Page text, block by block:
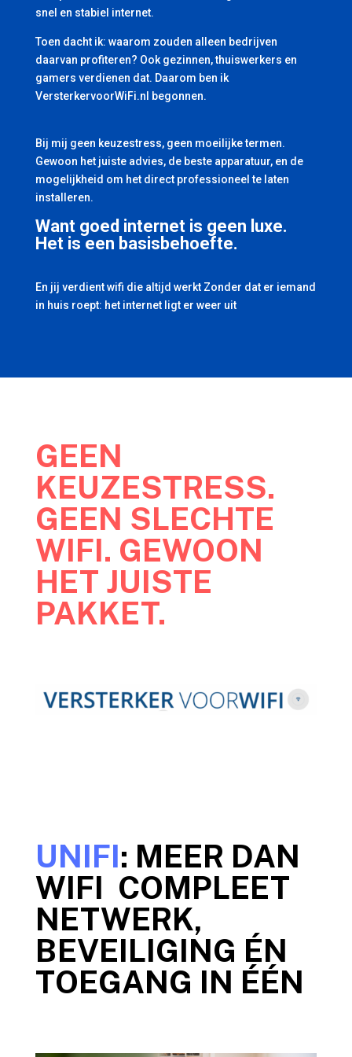
snel en stabiel internet.
Toen dacht ik: waarom zouden alleen bedrijven
daarvan profiteren? Ook gezinnen, thuiswerkers en
gamers verdienen dat. Daarom ben ik
VersterkervoorWiFi.nl begonnen.
Bij mij geen keuzestress, geen moeilijke termen.
Gewoon het juiste advies, de beste apparatuur, en de
mogelijkheid om het direct professioneel te laten
installeren.
Want goed internet is geen luxe.
Het is een basisbehoefte.
En jij verdient wifi die altijd werkt Zonder dat er iemand
in huis roept: het internet ligt er weer uit
GEEN
KEUZESTRESS.
GEEN SLECHTE
WIFI. GEWOON
HET JUISTE
PAKKET.
UNIFI: MEER DAN
WIFI COMPLEET
NETWERK,
BEVEILIGING ÉN
TOEGANG IN ÉÉN